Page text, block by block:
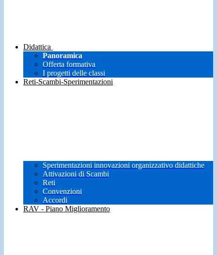
Didattica
Panoramica
Offerta formativa
I progetti delle classi
Reti-Scambi-Sperimentazioni
Sperimentazioni innovazioni organizzativo didattiche
Attivazioni di Scambi
Reti
Convenzioni
Accordi
RAV - Piano Miglioramento